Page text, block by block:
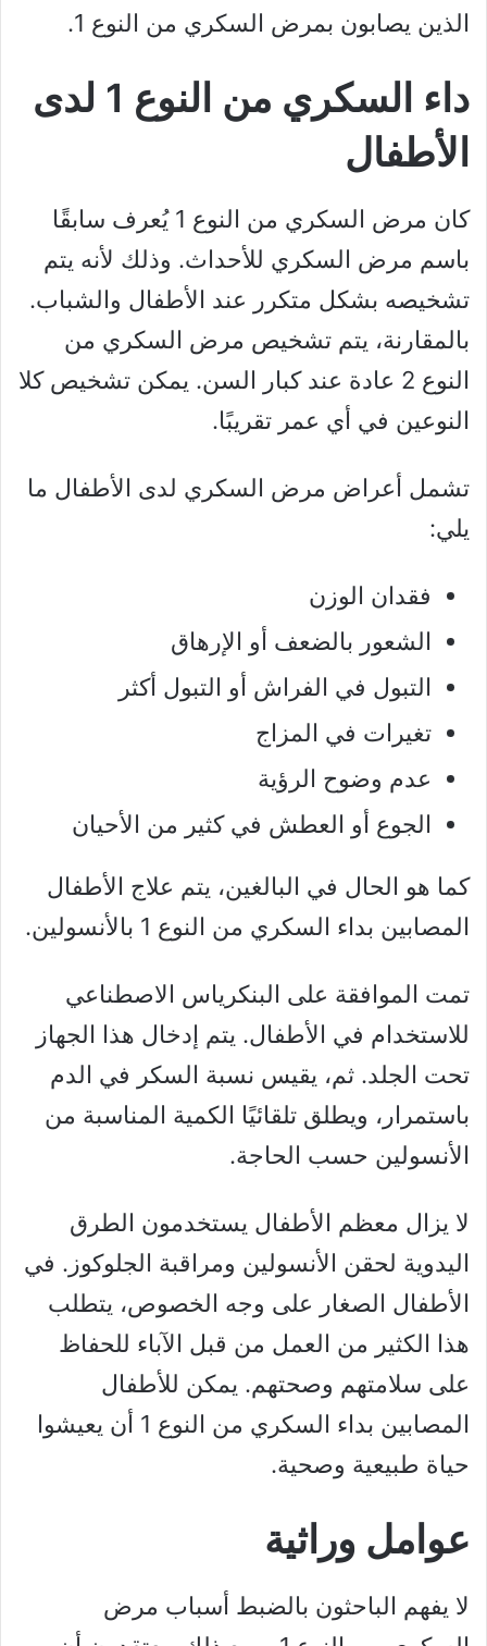
الذين يصابون بمرض السكري من النوع 1.
داء السكري من النوع 1 لدى
الأطفال
كان مرض السكري من النوع 1 يُعرف سابقًا
باسم مرض السكري للأحداث. وذلك لأنه يتم
تشخيصه بشكل متكرر عند الأطفال والشباب.
بالمقارنة، يتم تشخيص مرض السكري من
النوع 2 عادة عند كبار السن. يمكن تشخيص كلا
النوعين في أي عمر تقريبًا.
تشمل أعراض مرض السكري لدى الأطفال ما
يلي:
فقدان الوزن
الشعور بالضعف أو الإرهاق
التبول في الفراش أو التبول أكثر
تغيرات في المزاج
عدم وضوح الرؤية
الجوع أو العطش في كثير من الأحيان
كما هو الحال في البالغين، يتم علاج الأطفال
المصابين بداء السكري من النوع 1 بالأنسولين.
تمت الموافقة على البنكرياس الاصطناعي
للاستخدام في الأطفال. يتم إدخال هذا الجهاز
تحت الجلد. ثم، يقيس نسبة السكر في الدم
باستمرار، ويطلق تلقائيًا الكمية المناسبة من
الأنسولين حسب الحاجة.
لا يزال معظم الأطفال يستخدمون الطرق
اليدوية لحقن الأنسولين ومراقبة الجلوكوز. في
الأطفال الصغار على وجه الخصوص، يتطلب
هذا الكثير من العمل من قبل الآباء للحفاظ
على سلامتهم وصحتهم. يمكن للأطفال
المصابين بداء السكري من النوع 1 أن يعيشوا
حياة طبيعية وصحية.
عوامل وراثية
لا يفهم الباحثون بالضبط أسباب مرض